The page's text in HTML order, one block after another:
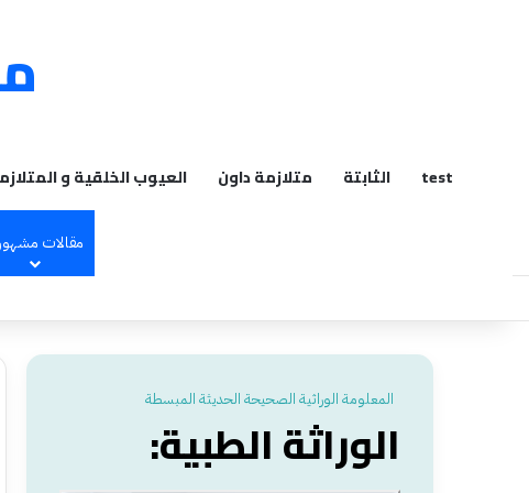
العيوب الخلقية و متلازمة داون الثابتة test
مقالات
المعلومة الوراثية الصحيحة الحديثة المبسطة
الوراثة الطبية: